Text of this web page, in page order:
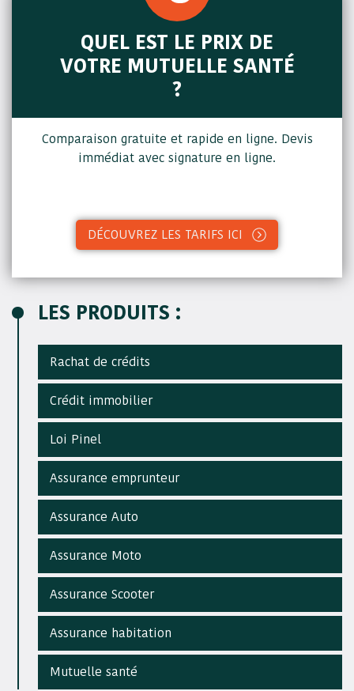
QUEL EST LE PRIX DE
VOTRE MUTUELLE SANTÉ
?
Comparaison gratuite et rapide en ligne. Devis
immédiat avec signature en ligne.
DÉCOUVREZ LES TARIFS ICI
LES PRODUITS :
Rachat de crédits
Crédit immobilier
Loi Pinel
Assurance emprunteur
Assurance Auto
Assurance Moto
Assurance Scooter
Assurance habitation
Mutuelle santé